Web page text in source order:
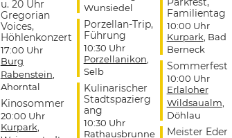
u. 20 Uhr
Gregorian
Voices,
Höhlenkonzert
17:00 Uhr
Burg
Rabenstein
Ahorntal
Kinosommer
20:00 Uhr
Kurpark
Wunsiedel
Porzellan-Trip,
Führung
10:30 Uhr
Porzellanikon
Selb
Kulinarischer
Stadtspazierg
ang
10:30 Uhr
Rathausbrunne
Familientag
10:00 Uhr
Kurpark , Bad
Berneck
Sommerfest
10:00 Uhr
Erlaloher
Wildsaualm
Döhlau
Meister Eder